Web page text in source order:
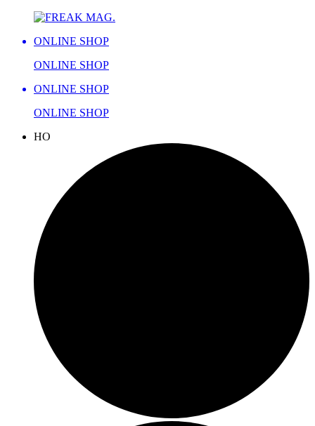
ONLINE SHOP
ONLINE SHOP
ONLINE SHOP
ONLINE SHOP
HO